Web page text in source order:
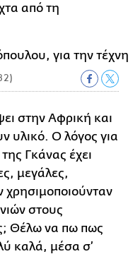
από τη
στην Αφρική και
υλικό. Ο λόγος για
Γκάνας έχει
μεγάλες,
χρησιμοποιούνταν
στους
Θέλω να πω πως
καλά, μέσα σ’